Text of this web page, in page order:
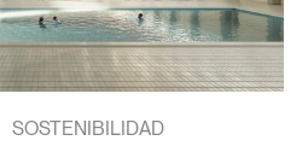
SOSTENIBILIDAD